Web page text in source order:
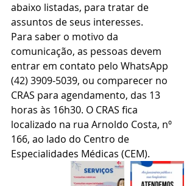
abaixo listadas, para tratar de
assuntos de seus interesses.
Para saber o motivo da
comunicação, as pessoas devem
entrar em contato pelo WhatsApp
(42) 3909-5039, ou comparecer no
CRAS para agendamento, das 13
horas às 16h30. O CRAS fica
localizado na rua Arnoldo Costa, nº
166, ao lado do Centro de
Especialidades Médicas (CEM).